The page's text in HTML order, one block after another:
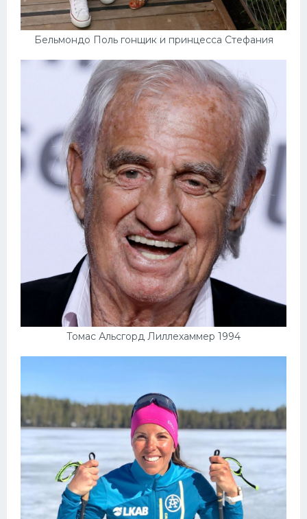
Бельмондо Поль гонщик и принцесса Стефания
Томас Альсгорд Лиллехаммер 1994